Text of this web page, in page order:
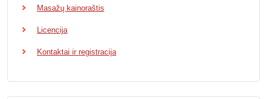
Masažų kainoraštis
Licencija
Kontaktai ir registracija